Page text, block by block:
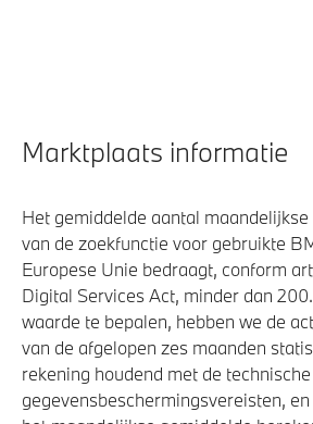
Marktplaats informatie
Het gemiddelde aantal
van de zoekfunctie voor gebruikte
Europese Unie bedraagt, conform
Digital Services Act, minder dan
waarde te bepalen, hebben we de
van de afgelopen zes maanden
rekening houdend met de
gegevensbeschermingsvereisten,